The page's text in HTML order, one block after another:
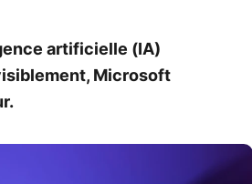
artificielle (IA)
Microsoft